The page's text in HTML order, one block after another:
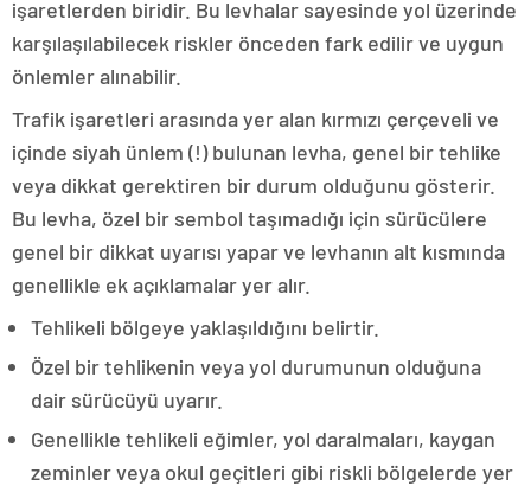
işaretlerden biridir. Bu levhalar sayesinde yol üzerinde
karşılaşılabilecek riskler önceden fark edilir ve uygun
önlemler alınabilir.
Trafik işaretleri arasında yer alan kırmızı çerçeveli ve
içinde siyah ünlem (!) bulunan levha, genel bir tehlike
veya dikkat gerektiren bir durum olduğunu gösterir.
Bu levha, özel bir sembol taşımadığı için sürücülere
genel bir dikkat uyarısı yapar ve levhanın alt kısmında
genellikle ek açıklamalar yer alır.
Tehlikeli bölgeye yaklaşıldığını belirtir.
Özel bir tehlikenin veya yol durumunun olduğuna
dair sürücüyü uyarır.
Genellikle tehlikeli eğimler, yol daralmaları, kaygan
zeminler veya okul geçitleri gibi riskli bölgelerde yer